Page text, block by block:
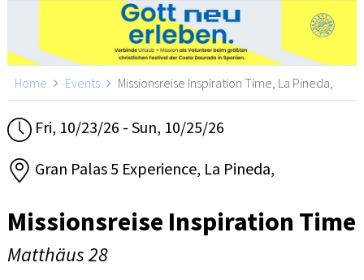
Home Events Missionsreise Inspiration Time, La Pineda,
Fri, 10/23/26 - Sun, 10/25/26
Gran Palas 5 Experience, La Pineda,
Missionsreise Inspiration Time
Matthäus 28